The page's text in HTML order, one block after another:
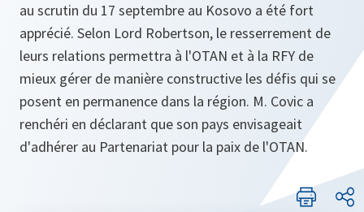
au scrutin du 17 septembre au Kosovo a été fort
apprécié. Selon Lord Robertson, le resserrement de
leurs relations permettra à l'OTAN et à la RFY de
mieux gérer de manière constructive les défis qui se
posent en permanence dans la région. M. Covic a
renchéri en déclarant que son pays envisageait
d'adhérer au Partenariat pour la paix de l'OTAN.